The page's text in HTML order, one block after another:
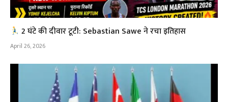
2 घंटे की दीवार टूटी: Sebastian Sawe ने रचा इतिहास
April 26, 2026